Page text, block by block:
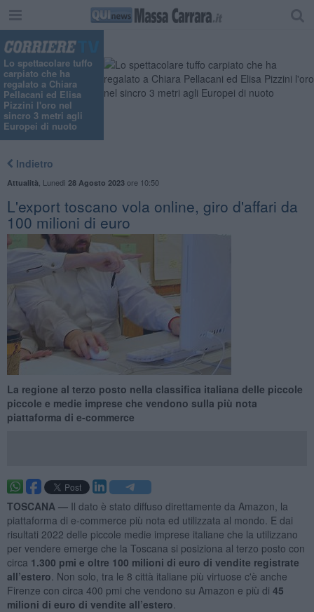
Lo spettacolare tuffo
carpiato che ha
regalato a Chiara
Pellacani ed Elisa
Pizzini l'oro nel
sincro 3 metri agli
Europei di nuoto
Indietro
Attualità Lunedì 28 Agosto 2023ore 10:50
L'export toscano vola online, giro d'affari da
100 milioni di euro
La regione al terzo posto nella classifica italiana delle piccole
piccole e medie imprese che vendono sulla più nota
piattaforma di e-commerce
TOSCANA — Il dato è stato diffuso direttamente da Amazon, la
piattaforma di e-commerce più nota ed utilizzata al mondo. E dai
risultati 2022 delle piccole medie imprese italiane che la utilizzano
per vendere emerge che la Toscana si posiziona al terzo posto con
circa 1.300 pmi e oltre 100 milioni di euro di vendite registrate
all’estero . Non solo, tra le 8 città italiane più virtuose c'è anche
Firenze con circa 400 pmi che vendono su Amazon e più di 45
milioni di euro di vendite all’estero